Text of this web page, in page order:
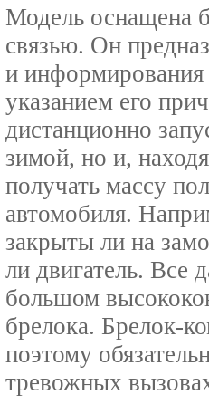
Модель оснащена
связью. Он
и информирования
указанием его
дистанционно
зимой, но и,
получать массу
автомобиля.
закрыты ли на
ли двигатель. Все
большом
брелока. Брелок-
поэтому
тревожных